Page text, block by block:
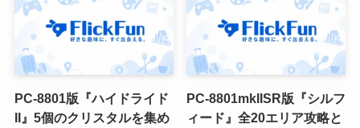
PC-8801版『ハイドライド
II』5個のクリスタルを集め
PC-8801mkIISR版『シルフ
ィード』全20エリア攻略と